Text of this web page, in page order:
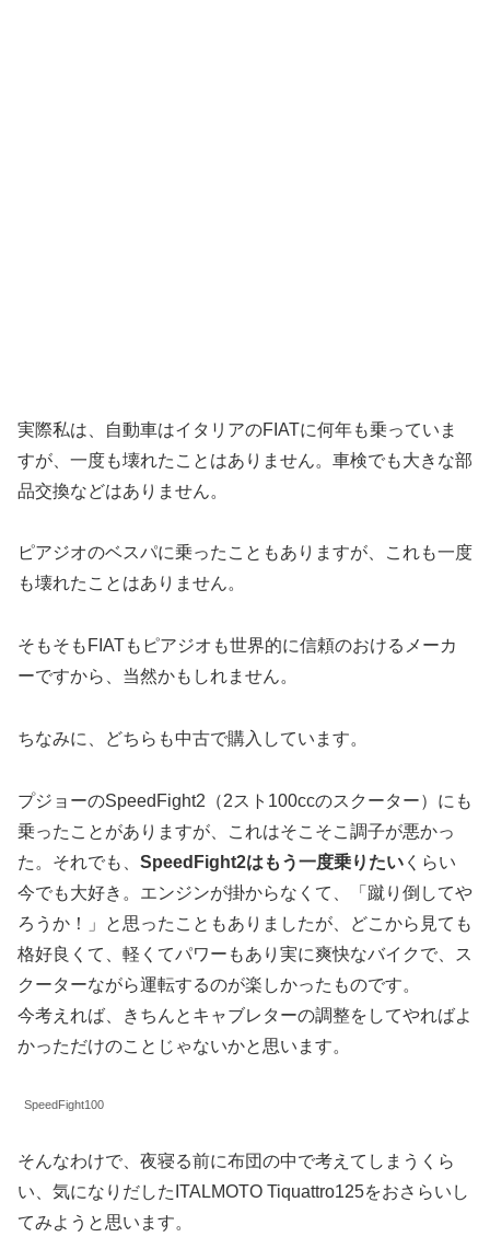
実際私は、自動車はイタリアのFIATに何年も乗っていま
すが、一度も壊れたことはありません。車検でも大きな部
品交換などはありません。
ピアジオのベスパに乗ったこともありますが、これも一度
も壊れたことはありません。
そもそもFIATもピアジオも世界的に信頼のおけるメーカ
ーですから、当然かもしれません。
ちなみに、どちらも中古で購入しています。
プジョーのSpeedFight2（2スト100ccのスクーター）にも
乗ったことがありますが、これはそこそこ調子が悪かっ
た。それでも、 SpeedFight2はもう一度乗りたい くらい
今でも大好き。エンジンが掛からなくて、「蹴り倒してや
ろうか！」と思ったこともありましたが、どこから見ても
格好良くて、軽くてパワーもあり実に爽快なバイクで、ス
クーターながら運転するのが楽しかったものです。
今考えれば、きちんとキャブレターの調整をしてやればよ
かっただけのことじゃないかと思います。
SpeedFight100
そんなわけで、夜寝る前に布団の中で考えてしまうくら
い、気になりだしたITALMOTO Tiquattro125をおさらいし
てみようと思います。